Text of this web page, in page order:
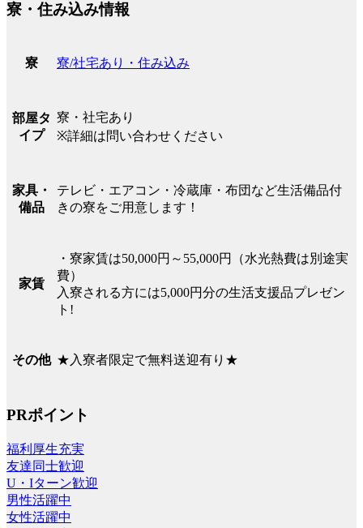
寮・住み込み情報
寮 寮/社宅あり・住み込み
部屋タ
イプ
寮・社宅あり
※詳細は問い合わせください
家具・
備品
テレビ・エアコン・冷蔵庫・布団など生活備品付
きの寮をご用意します！
家賃
・寮家賃は50,000円～55,000円（水光熱費は別途実
費）
入寮される方には5,000円分の生活支援品プレゼン
ト!
その他 ★入寮者限定で無料送迎有り★
PRポイント
福利厚生充実
友達同士歓迎
U・Iターン歓迎
男性活躍中
女性活躍中